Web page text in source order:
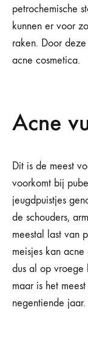
Acne
Dit is de meest
voorkomt bij
jeugdpuistjes
de schouders,
meestal last van
meisjes kan
dus al op vroege
maar is het
negentiende jaar.
petrochemische
kunnen er voor
raken. Door
acne cosmetica.